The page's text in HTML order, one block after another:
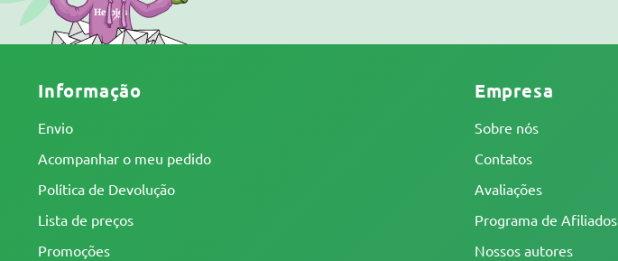
Informação
Envio
Acompanhar o meu pedido
Política de Devolução
Lista de preços
Promoções
Empresa
Sobre nós
Contatos
Avaliações
Programa de Afiliados
Nossos autores